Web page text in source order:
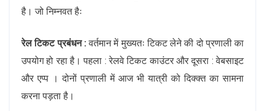
है। जो निम्नवत हैः
रेल टिकट प्रबंधन : वर्तमान में मुख्यतः टिकट लेने की दो प्रणाली का
उपयोग हो रहा है। पहला : रेलवे टिकट काउंटर और दूसरा : वेबसाइट
और एप्प । दोनों प्रणाली में आज भी यात्री को दिक्क्त का सामना
करना पड़ता है।